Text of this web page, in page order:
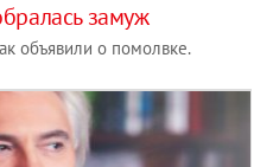
замуж
объявили о помолвке.